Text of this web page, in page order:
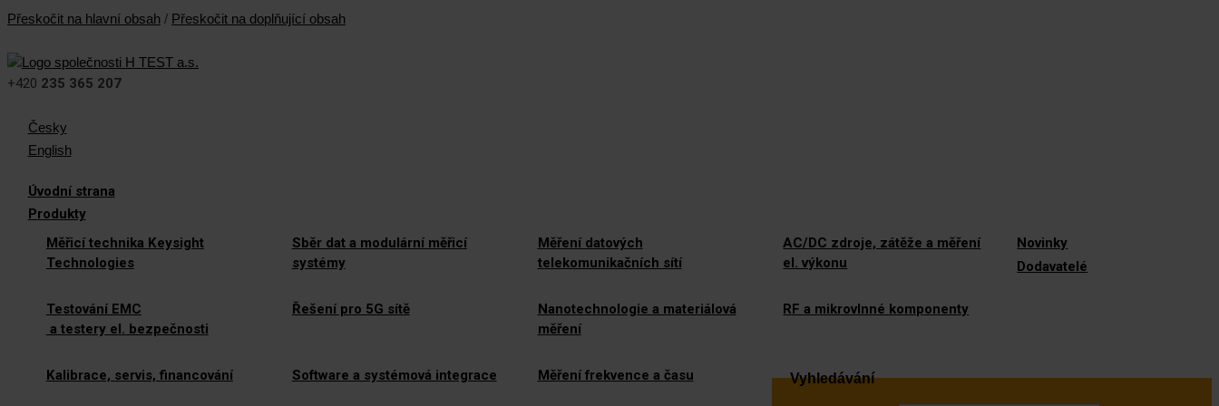
Přeskočit na hlavní obsah / Přeskočit na doplňující obsah
+420 235 365 207
Česky
English
Úvodní strana
Produkty
Měřicí technika Keysight
Technologies
Sběr dat a modulární měřicí
systémy
Měření datových
telekomunikačních sítí
AC/DC zdroje, zátěže a měření
el. výkonu
Testování EMC
a testery el. bezpečnosti
Řešení pro 5G sítě
Nanotechnologie a materiálová
měření
RF a mikrovlnné komponenty
Kalibrace, servis, financování Software a systémová integrace Měření frekvence a času
Novinky
Dodavatelé
Vyhledávání